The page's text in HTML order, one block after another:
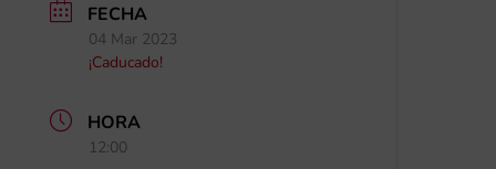
FECHA
04 Mar 2023
¡Caducado!
HORA
12:00